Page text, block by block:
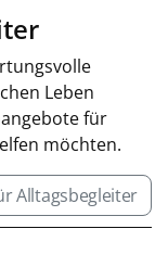
Leben
für
möchten.
Alltagsbegleiter